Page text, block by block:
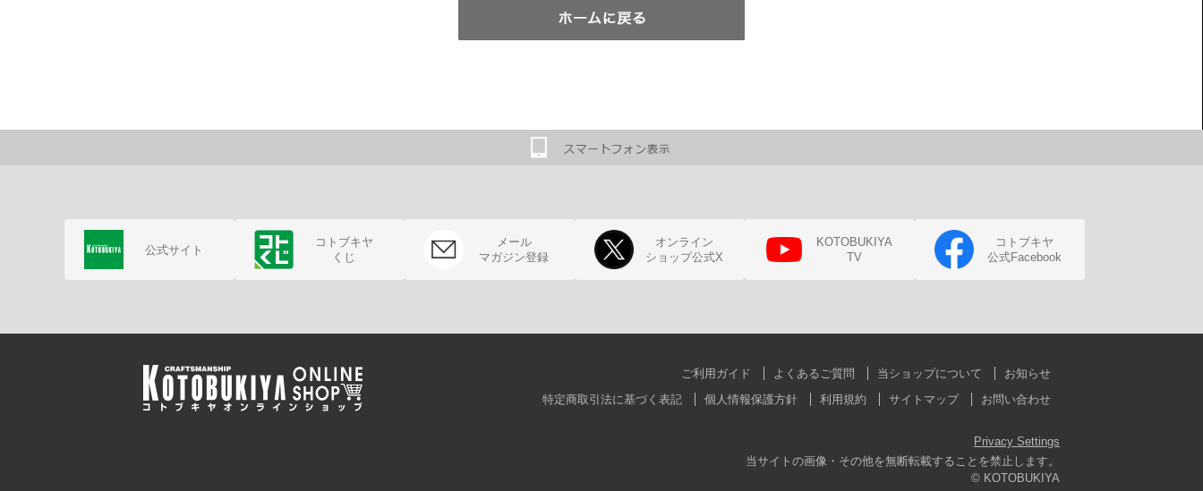
公式サイト
コトブキヤ
くじ
メール
マガジン登録
オンライン
ショップ公式X
KOTOBUKIYA
TV
コトブキヤ
公式Facebook
ご利用ガイド よくあるご質問 当ショップについて
お知らせ
特定商取引法に基づく表記
個人情報保護方針 利用規約 サイトマップ お問い合わせ
Privacy Settings
当サイトの画像・その他を無断転載することを禁止します。
© KOTOBUKIYA